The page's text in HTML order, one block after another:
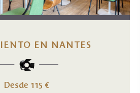
EN NANTES
Desde 115 €